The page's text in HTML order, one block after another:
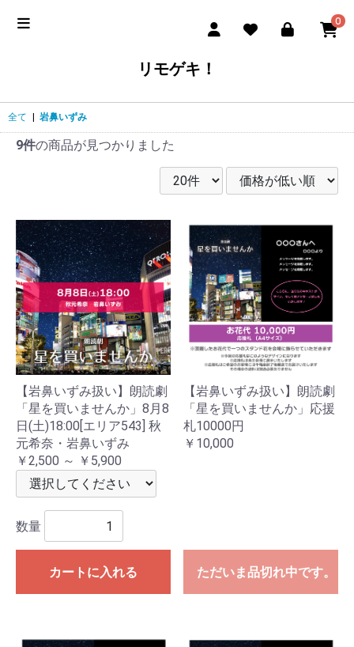
0
リモゲキ！
全て 岩鼻いずみ
9件の商品が見つかりました
【岩鼻いずみ扱い】朗読劇
「星を買いませんか」8月8
日(土)18:00[エリア543] 秋
元希奈・岩鼻いずみ
￥2,500 ～ ￥5,900
数量
カートに入れる
【岩鼻いずみ扱い】朗読劇
「星を買いませんか」応援
札10000円
￥10,000
ただいま品切れ中です。